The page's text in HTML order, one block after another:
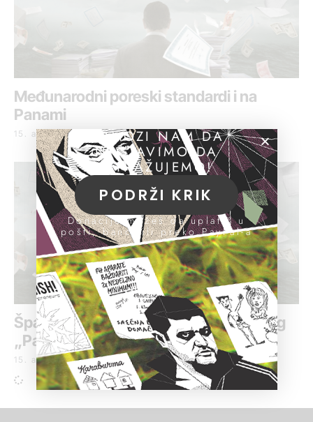
Međunarodni poreski standardi i na
Panami
15. april 2016.
Španski ministar podneo ostavku zbog
„Panamskih dokumenata“
15. april 2016.
POMOZI NAM DA
NASTAVIMO DA
ISTRAŽUJEMO!
PODRŽI KRIK
Donacije možeš da uplatiš u
pošti, banci ili preko PayPal-a